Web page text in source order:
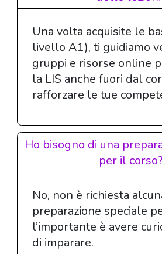
Una volta acquisite le
livello A1), ti guidiamo
gruppi e risorse online
la LIS anche fuori dal
rafforzare le tue
Ho bisogno di una
per il corso?
No, non è richiesta
preparazione speciale
l’importante è avere
di imparare.